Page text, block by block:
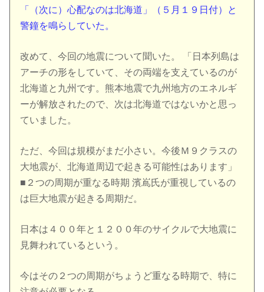
「（次に）心配なのは北海道」（５月１９日付）と
警鐘を鳴らしていた。
改めて、今回の地震について聞いた。 「日本列島は
アーチの形をしていて、その両端を支えているのが
北海道と九州です。熊本地震で九州地方のエネルギ
ーが解放されたので、次は北海道ではないかと思っ
ていました。
ただ、今回は規模がまだ小さい。今後Ｍ９クラスの
大地震が、北海道周辺で起きる可能性はあります」
■２つの周期が重なる時期 濱嶌氏が重視しているの
は巨大地震が起きる周期だ。
日本は４００年と１２００年のサイクルで大地震に
見舞われているという。
今はその２つの周期がちょうど重なる時期で、特に